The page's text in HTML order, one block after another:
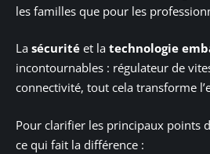
les familles que pour les
La sécurité et la technologie
incontournables : régulateur de
connectivité, tout cela transforme
Pour clarifier les principaux points
ce qui fait la différence :